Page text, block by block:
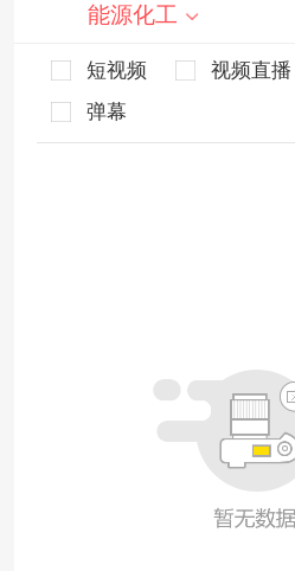
能源化工
短视频 视频直播
弹幕